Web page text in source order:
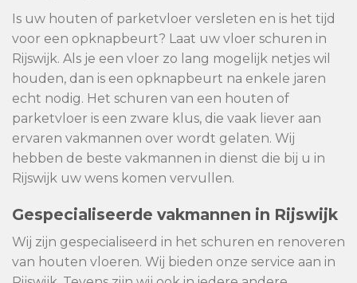
Is uw houten of parketvloer versleten en is het tijd
voor een opknapbeurt? Laat uw vloer schuren in
Rijswijk. Als je een vloer zo lang mogelijk netjes wil
houden, dan is een opknapbeurt na enkele jaren
echt nodig. Het schuren van een houten of
parketvloer is een zware klus, die vaak liever aan
ervaren vakmannen over wordt gelaten. Wij
hebben de beste vakmannen in dienst die bij u in
Rijswijk uw wens komen vervullen.
Gespecialiseerde vakmannen in Rijswijk
Wij zijn gespecialiseerd in het schuren en renoveren
van houten vloeren. Wij bieden onze service aan in